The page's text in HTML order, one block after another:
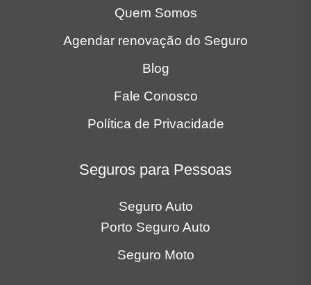
Quem Somos
Agendar renovação do Seguro
Blog
Fale Conosco
Política de Privacidade
Seguros para Pessoas
Seguro Auto
Porto Seguro Auto
Seguro Moto